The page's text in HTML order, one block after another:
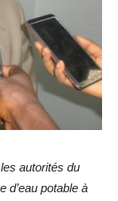
autorités du
d’eau potable à